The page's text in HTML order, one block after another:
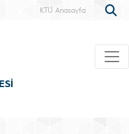
KTÜ Anasayfa